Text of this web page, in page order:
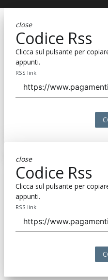
close
Codice Rss
Clicca sul pulsante per
appunti.
RSS link
close
Codice Rss
Clicca sul pulsante per
appunti.
RSS link